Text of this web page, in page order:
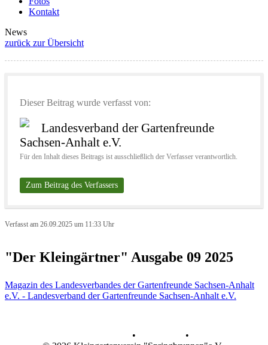
Kontakt
News
zurück zur Übersicht
Dieser Beitrag wurde verfasst von:
Landesverband der Gartenfreunde
Sachsen-Anhalt e.V.
Für den Inhalt dieses Beitrags ist ausschließlich der Verfasser verantwortlich.
Zum Beitrag des Verfassers
Verfasst am 26.09.2025 um 11:33 Uhr
"Der Kleingärtner" Ausgabe 09 2025
Magazin des Landesverbandes der Gartenfreunde Sachsen-Anhalt
e.V. - Landesverband der Gartenfreunde Sachsen-Anhalt e.V.
•
•